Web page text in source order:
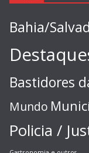
Bahia/
Bastidores
Mundo
Policia /